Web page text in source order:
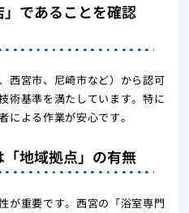
であることを確認
西宮市、尼崎市など）から認可
術基準を満たしています。特に
による作業が安心です。
地域拠点」の有無
が重要です。西宮の「浴室専門